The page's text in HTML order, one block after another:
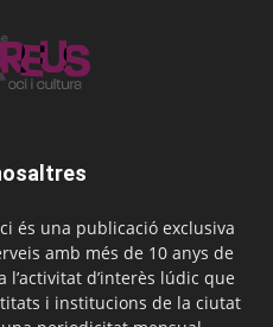
és una publicació exclusiva
amb més de 10 anys de
d’interès lúdic que
i institucions de la ciutat